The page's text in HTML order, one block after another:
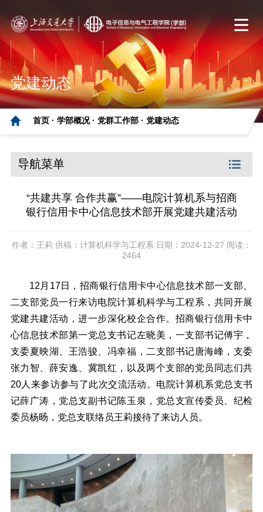
党建动态
首页 · 学部概况 · 党群工作部 · 党建动态
导航菜单
“共建共享 合作共赢”——电院计算机系与招商
银行信用卡中心信息技术部开展党建共建活动
作者：王莉 供稿：计算机科学与工程系 日期：2024-12-27 阅读：
2464
12月17日，招商银行信用卡中心信息技术部一支部、
二支部党员一行来访电院计算机科学与工程系，共同开展
党建共建活动，进一步深化校企合作。招商银行信用卡中
心信息技术部第一党总支书记左晓美，一支部书记傅宇，
支委夏映湖、王浩骏、冯幸福，二支部书记唐海峰，支委
张力智、薛安逸、冀凯红，以及两个支部的党员同志们共
20人来参访参与了此次交流活动。电院计算机系党总支书
记薛广涛，党总支副书记陈玉泉，党总支宣传委员、纪检
委员杨旸，党总支联络员王莉接待了来访人员。